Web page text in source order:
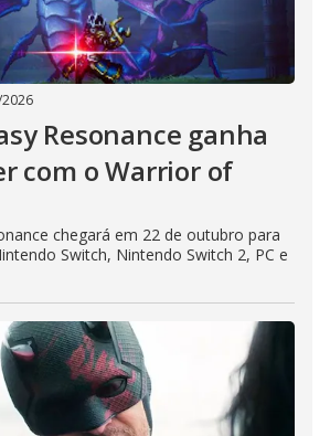
Resonance ganha
com o Warrior of
chegará em 22 de outubro para
Switch, Nintendo Switch 2, PC e